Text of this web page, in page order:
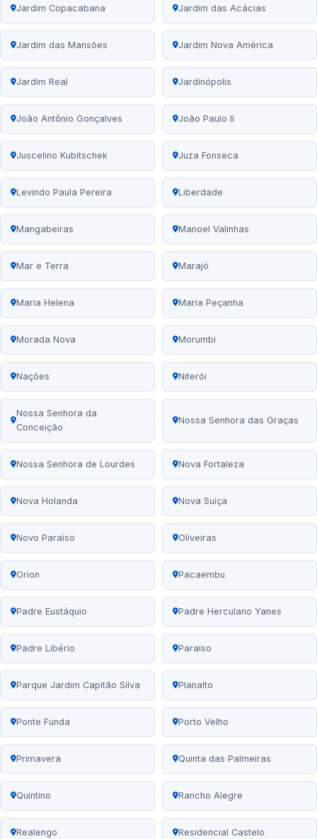
Jardim Copacabana Jardim das Acácias
Jardim das Mansões Jardim Nova América
Jardim Real Jardinópolis
João Antônio Gonçalves João Paulo II
Juscelino Kubitschek Juza Fonseca
Levindo Paula Pereira Liberdade
Mangabeiras Manoel Valinhas
Mar e Terra Marajó
Maria Helena Maria Peçanha
Morada Nova Morumbi
Nações Niterói
Nossa Senhora da
Conceição
Nossa Senhora das Graças
Nossa Senhora de Lourdes Nova Fortaleza
Nova Holanda Nova Suíça
Novo Paraíso Oliveiras
Orion Pacaembu
Padre Eustáquio Padre Herculano Yanes
Padre Libério Paraíso
Parque Jardim Capitão Silva Planalto
Ponte Funda Porto Velho
Primavera Quinta das Palmeiras
Quintino Rancho Alegre
Realengo Residencial Castelo